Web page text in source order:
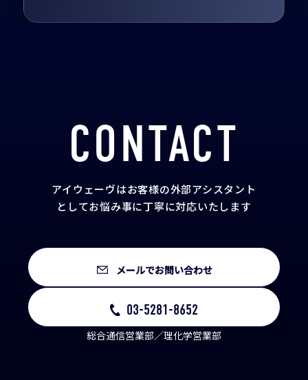
CONTACT
アイウェーヴはお客様の外部アシスタント
としてお悩み事に丁寧に対応いたします
メールでお問い合わせ
03-5281-8652
総合通信営業部／理化学営業部